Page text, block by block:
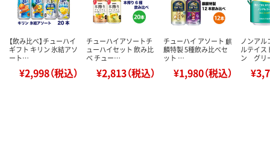
【飲み比べ】チューハイ
ギフト キリン 氷結アソ
ート…
¥2,998（税込）
チューハイアソートチ
ューハイセット 飲み比
べ チュー…
¥2,813（税込）
チューハイ アソート 麒
麟特製 5種飲み比べセ
ット …
¥1,980（税込）
ノンア
ルテイ
ン グリ